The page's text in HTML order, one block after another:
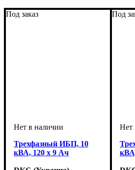
Под заказ
Трехфазный ИБП, 10
кВА, 120 х 9 Ач
Под